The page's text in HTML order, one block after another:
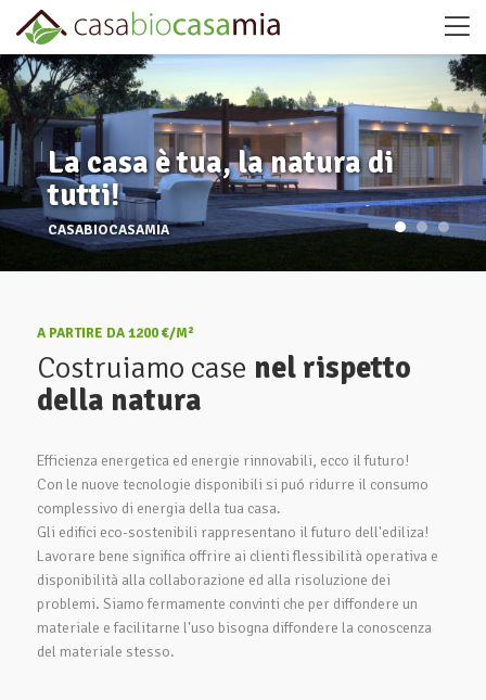
La casa è tua, la natura di
tutti!
CASABIOCASAMIA
A PARTIRE DA 1200 €/M²
Costruiamo case nel rispetto
della natura
Efficienza energetica ed energie rinnovabili, ecco il futuro!
Con le nuove tecnologie disponibili si puó ridurre il consumo
complessivo di energia della tua casa.
Gli edifici eco-sostenibili rappresentano il futuro dell'ediliza!
Lavorare bene significa offrire ai clienti flessibilità operativa e
disponibilità alla collaborazione ed alla risoluzione dei
problemi. Siamo fermamente convinti che per diffondere un
materiale e facilitarne l'uso bisogna diffondere la conoscenza
del materiale stesso.